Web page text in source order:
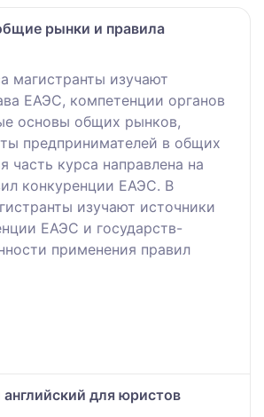
рынки и правила
магистранты изучают
ЕАЭС, компетенции органов
основы общих рынков,
предпринимателей в общих
часть курса направлена на
конкуренции ЕАЭС. В
изучают источники
ЕАЭС и государств-
применения правил
для юристов